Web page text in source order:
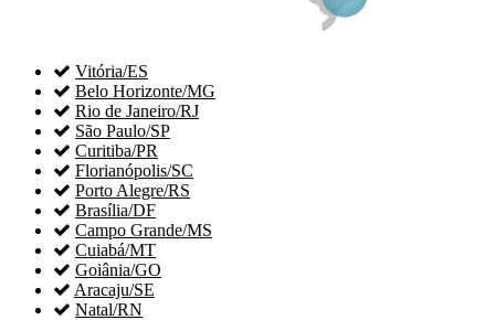
 Vitória/ES
 Belo Horizonte/MG
 Rio de Janeiro/RJ
 São Paulo/SP
 Curitiba/PR
 Florianópolis/SC
 Porto Alegre/RS
 Brasília/DF
 Campo Grande/MS
 Cuiabá/MT
 Goiânia/GO
 Aracaju/SE
 Natal/RN